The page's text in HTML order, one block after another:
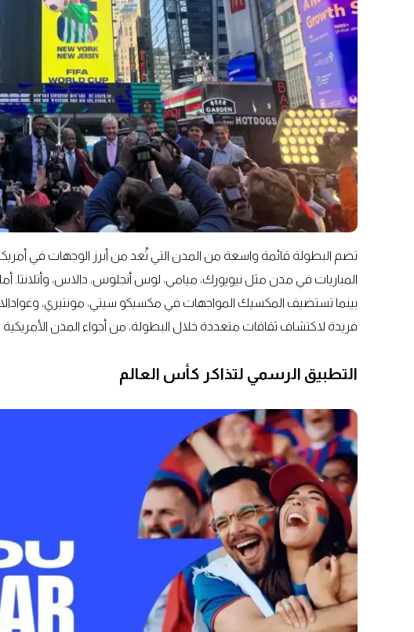
تضم البطولة قائمة واسعة من المدن التي تُعد من أبرز الوجهات في
المباريات في مدن مثل نيويورك، ميامي، لوس أنجلوس، دالاس، وأتلانتا.
بينما تستضيف المكسيك المواجهات في مكسيكو سيتي، مونتيري،
فريدة لاكتشاف ثقافات متعددة خلال البطولة، من أجواء المدن الأمريكية
التطبيق الرسمي لتذاكر كأس العالم